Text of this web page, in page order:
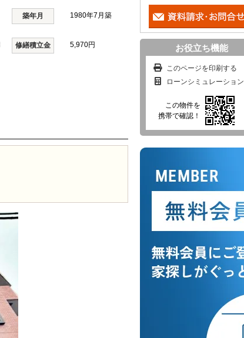
築年月 1980年7月築
修繕積立金 5,970円 お役立ち機能
このページを印刷する
ローンシミュレーション
この物件を
携帯で確認！